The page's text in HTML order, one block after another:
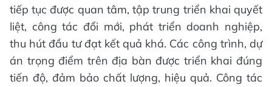
tiếp tục được quan tâm, tập trung triển khai quyết
liệt, công tác đổi mới, phát triển doanh nghiệp,
thu hút đầu tư đạt kết quả khá. Các công trình, dự
án trọng điểm trên địa bàn được triển khai đúng
tiến độ, đảm bảo chất lượng, hiệu quả. Công tác